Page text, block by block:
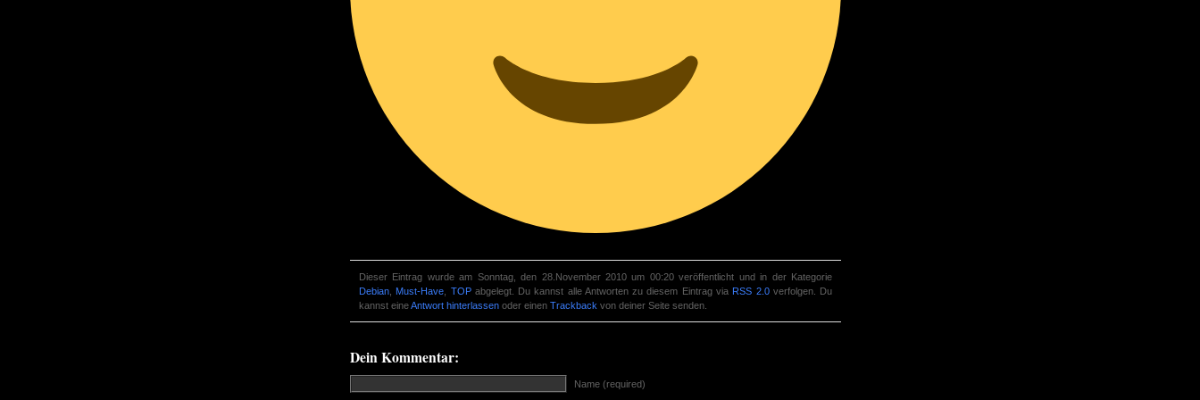
Dieser Eintrag wurde am Sonntag, den 28.November 2010 um 00:20 veröffentlicht und in der Kategorie
Debian ,Must-Have TOPabgelegt. Du kannst alle Antworten zu diesem Eintrag viaRSS 2.0verfolgen. Du
kannst eineAntwort hinterlassen oder einen Trackback von deiner Seite senden.
Dein Kommentar:
Name (required)